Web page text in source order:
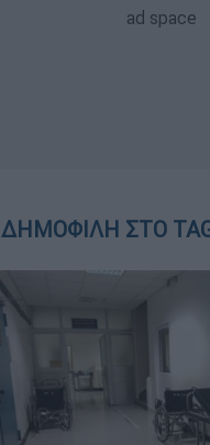
ΔΗΜΟΦΙΛΗ ΣΤΟ